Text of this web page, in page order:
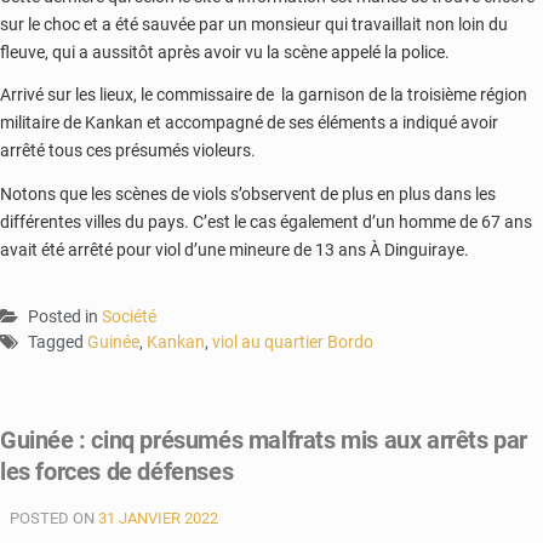
sur le choc et a été sauvée par un monsieur qui travaillait non loin du
fleuve, qui a aussitôt après avoir vu la scène appelé la police.
Arrivé sur les lieux, le commissaire de la garnison de la troisième région
militaire de Kankan et accompagné de ses éléments a indiqué avoir
arrêté tous ces présumés violeurs.
Notons que les scènes de viols s’observent de plus en plus dans les
différentes villes du pays. C’est le cas également d’un homme de 67 ans
avait été arrêté pour viol d’une mineure de 13 ans À Dinguiraye.
Posted in Société
Tagged Guinée, Kankan, viol au quartier Bordo
Guinée : cinq présumés malfrats mis aux arrêts par
les forces de défenses
POSTED ON 31 JANVIER 2022